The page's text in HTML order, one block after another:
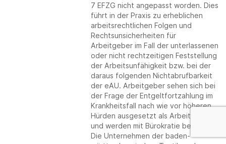
7 EFZG nicht angepasst worden. Dies
führt in der Praxis zu erheblichen
arbeitsrechtlichen Folgen und
Rechtsunsicherheiten für
Arbeitgeber im Fall der unterlassenen
oder nicht rechtzeitigen Feststellung
der Arbeitsunfähigkeit bzw. bei der
daraus folgenden Nichtabrufbarkeit
der eAU. Arbeitgeber sehen sich bei
der Frage der Entgeltfortzahlung im
Krankheitsfall nach wie vor höheren
Hürden ausgesetzt als Arbeitnehmer
und werden mit Bürokratie belastet.
Die Unternehmen der baden-